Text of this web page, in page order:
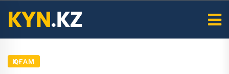
ҚОҒАМ